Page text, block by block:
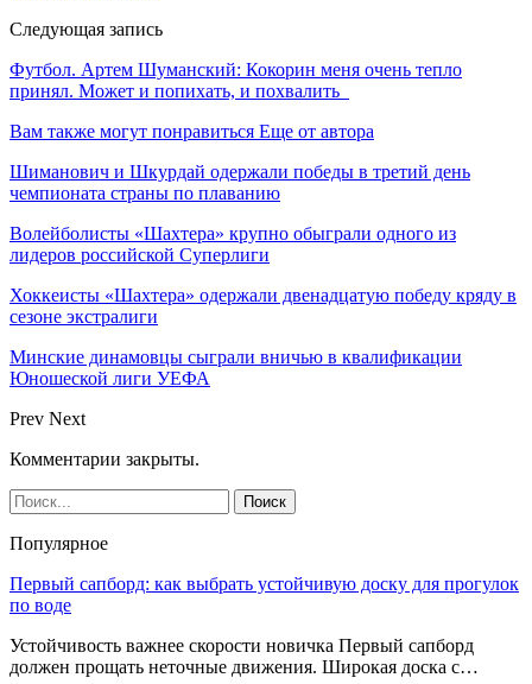
Следующая запись
Футбол. Артем Шуманский: Кокорин меня очень тепло
принял. Может и попихать, и похвалить
Вам также могут понравиться Еще от автора
Шиманович и Шкурдай одержали победы в третий день
чемпионата страны по плаванию
Волейболисты «Шахтера» крупно обыграли одного из
лидеров российской Суперлиги
Хоккеисты «Шахтера» одержали двенадцатую победу кряду в
сезоне экстралиги
Минские динамовцы сыграли вничью в квалификации
Юношеской лиги УЕФА
Prev Next
Комментарии закрыты.
Популярное
Первый сапборд: как выбрать устойчивую доску для прогулок
по воде
Устойчивость важнее скорости новичка Первый сапборд
должен прощать неточные движения. Широкая доска с…